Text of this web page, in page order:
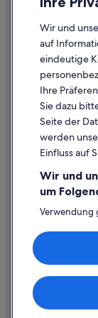
Hotels mit
Hotels mit
Hotels mit Pool in
Hotels mit
Hotels mit Sauna
Hotels mit
Hotels mit WLAN
Independent
Hotels mit
Abenteuer in
Steigenberger
Strand in Steyr
Hotels mit
Steyr Hotels
Rechtliche
Inhaltsrichtlinien
Hilfe
Hilfe
Buchen Sie einen
Internationale
© 2026 Expedia,
vorbehalten.
Wir und
auf
eindeutige
Ihre
Sie dazu
Seite der
werden
Einfluss auf
Wir und
um
Verwendung
Speichern
Endgerät.
von
Liste der